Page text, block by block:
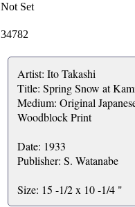
Not Set
34782
Artist: Ito Takashi
Title: Spring Snow at
Medium: Original
Woodblock Print
Date: 1933
Publisher: S. Watanabe
Size: 15 -1/2 x 10 -1/4 "